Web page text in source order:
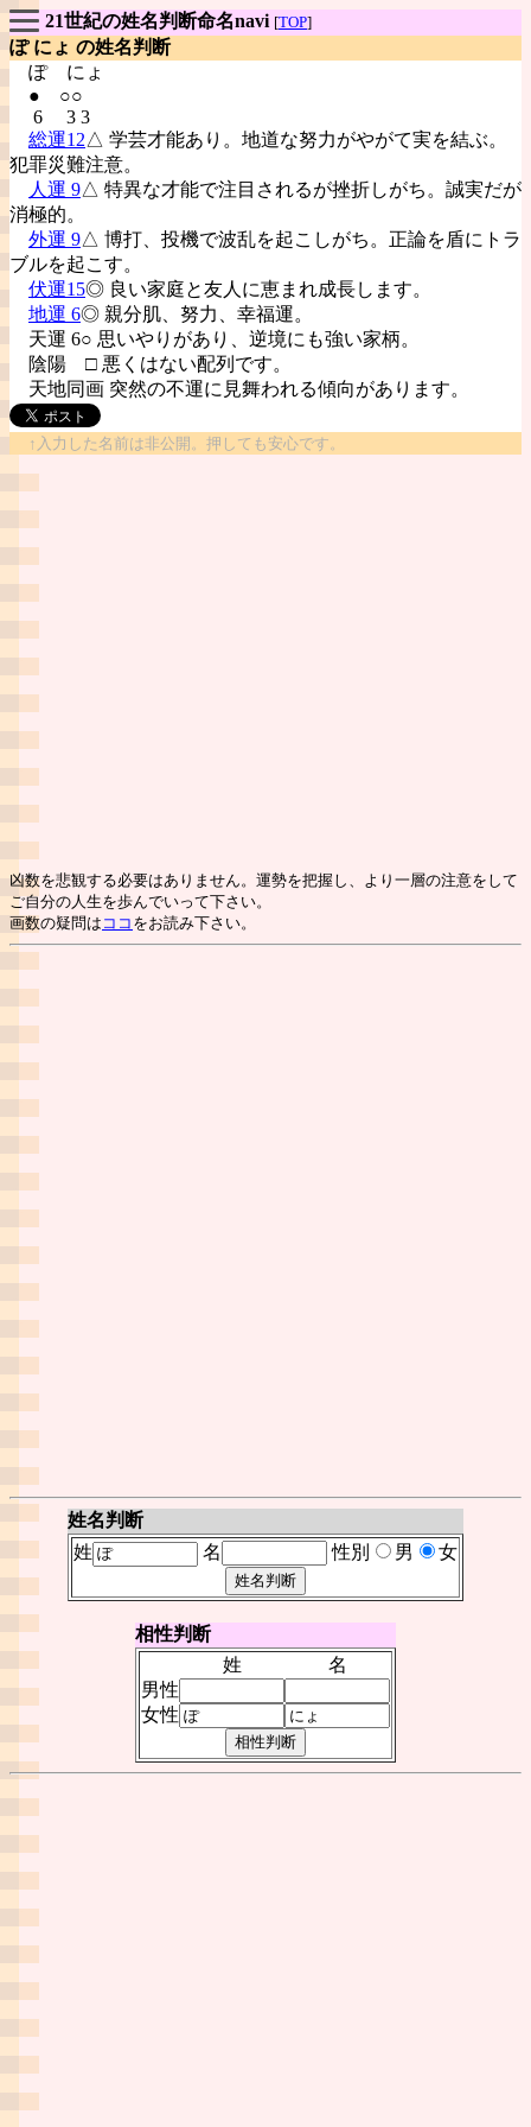
21世紀の姓名判断命名navi [TOP]
ぽ にょ の姓名判断
ぽ にょ
● ○○
6 3 3
総運12△ 学芸才能あり。地道な努力がやがて実を結ぶ。
犯罪災難注意。
人運 9△ 特異な才能で注目されるが挫折しがち。誠実だが
消極的。
外運 9△ 博打、投機で波乱を起こしがち。正論を盾にトラ
ブルを起こす。
伏運15◎ 良い家庭と友人に恵まれ成長します。
地運 6◎ 親分肌、努力、幸福運。
天運 6○ 思いやりがあり、逆境にも強い家柄。
陰陽 □ 悪くはない配列です。
天地同画 突然の不運に見舞われる傾向があります。
↑入力した名前は非公開。押しても安心です。
凶数を悲観する必要はありません。運勢を把握し、より一層の注意をして
ご自分の人生を歩んでいって下さい。
画数の疑問は ココ をお読み下さい。
姓名判断
姓
名 性別 男 女
相性判断
姓
名
男性
女性